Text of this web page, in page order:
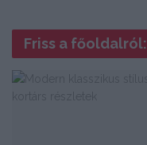
Friss a főoldalról: